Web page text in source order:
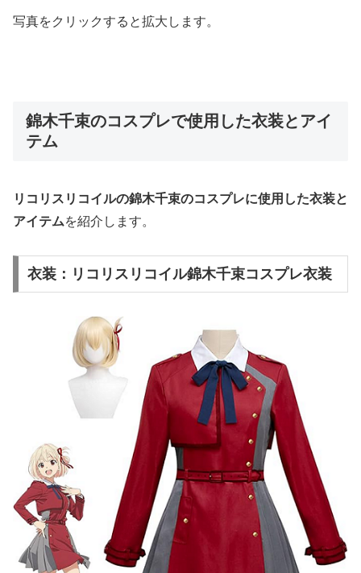
写真をクリックすると拡大します。
錦木千束のコスプレで使用した衣装とアイ
テム
リコリスリコイルの錦木千束のコスプレに使用した衣装と
アイテムを紹介します。
衣装：リコリスリコイル錦木千束コスプレ衣装